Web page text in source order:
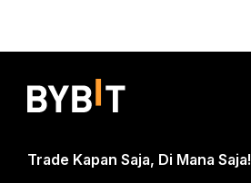
Trade Kapan Saja, Di Mana Saja!